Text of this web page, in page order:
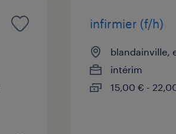
infirmier (f/h)
blandainville,
intérim
15,00 € -